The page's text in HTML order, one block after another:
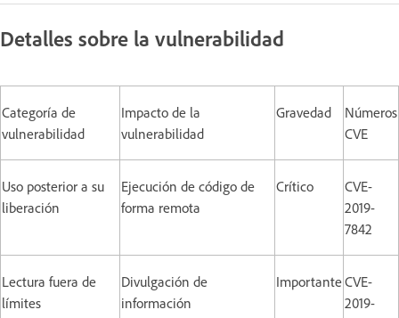
Detalles sobre la vulnerabilidad
Categoría de
vulnerabilidad
Impacto de la
vulnerabilidad
Gravedad
Números
CVE
Uso posterior a su
liberación
Ejecución de código de
forma remota
Crítico
CVE-
2019-
7842
Lectura fuera de
límites
Divulgación de
información
ImportanteCVE-
2019-